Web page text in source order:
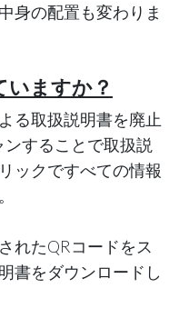
身の配置も変わりま
いますか？
る取扱説明書を廃止
することで取扱説
ックですべての情報
れたQRコードをス
書をダウンロードし